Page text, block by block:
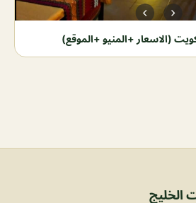
(الاسعار +المنيو +الموقع)
الخليج